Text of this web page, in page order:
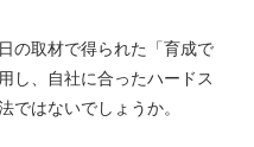
の取材で得られた「育成で
し、自社に合ったハードス
ではないでしょうか。